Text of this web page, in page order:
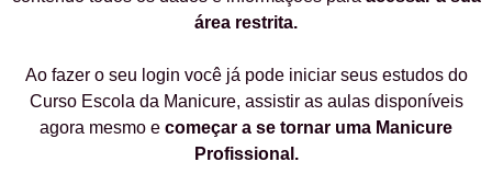
área restrita.
Ao fazer o seu login você já pode iniciar seus estudos do
Curso Escola da Manicure, assistir as aulas disponíveis
agora mesmo e começar a se tornar uma Manicure
Profissional.